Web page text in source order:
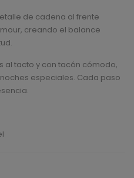
de cadena al frente
creando el balance
al tacto y con tacón cómodo,
especiales. Cada paso